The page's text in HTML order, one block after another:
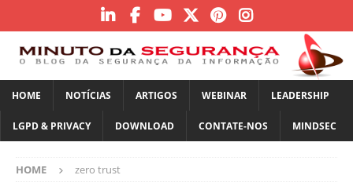
HOME NOTÍCIAS ARTIGOS WEBINAR LEADERSHIP
LGPD & PRIVACY DOWNLOAD CONTATE-NOS MINDSEC
HOME zero trust